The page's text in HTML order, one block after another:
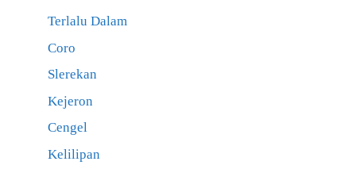
Terlalu Dalam
Coro
Slerekan
Kejeron
Cengel
Kelilipan